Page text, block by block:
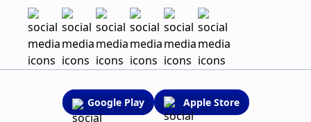
Google Play Apple Store